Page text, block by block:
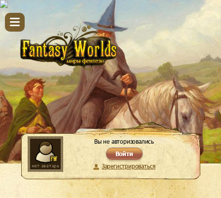
Вы не авторизовались
Войти
Зарегистрироваться